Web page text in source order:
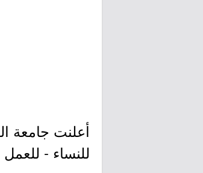
أعلنت جامعة
للنساء - للعمل